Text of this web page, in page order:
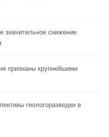
значительное снижение
признаны крупнейшими
геологоразведки в